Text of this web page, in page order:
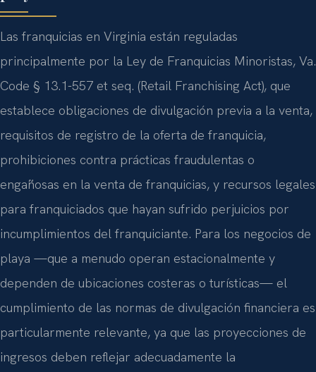
Las franquicias en Virginia están reguladas
principalmente por la Ley de Franquicias Minoristas, Va.
Code § 13.1-557 et seq. (Retail Franchising Act), que
establece obligaciones de divulgación previa a la venta,
requisitos de registro de la oferta de franquicia,
prohibiciones contra prácticas fraudulentas o
engañosas en la venta de franquicias, y recursos legales
para franquiciados que hayan sufrido perjuicios por
incumplimientos del franquiciante. Para los negocios de
playa —que a menudo operan estacionalmente y
dependen de ubicaciones costeras o turísticas— el
cumplimiento de las normas de divulgación financiera es
particularmente relevante, ya que las proyecciones de
ingresos deben reflejar adecuadamente la